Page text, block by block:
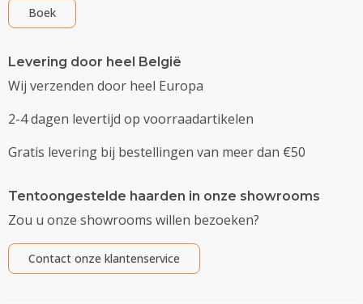
Boek
Levering door heel België
Wij verzenden door heel Europa
2-4 dagen levertijd op voorraadartikelen
Gratis levering bij bestellingen van meer dan €50
Tentoongestelde haarden in onze showrooms
Zou u onze showrooms willen bezoeken?
Contact onze klantenservice